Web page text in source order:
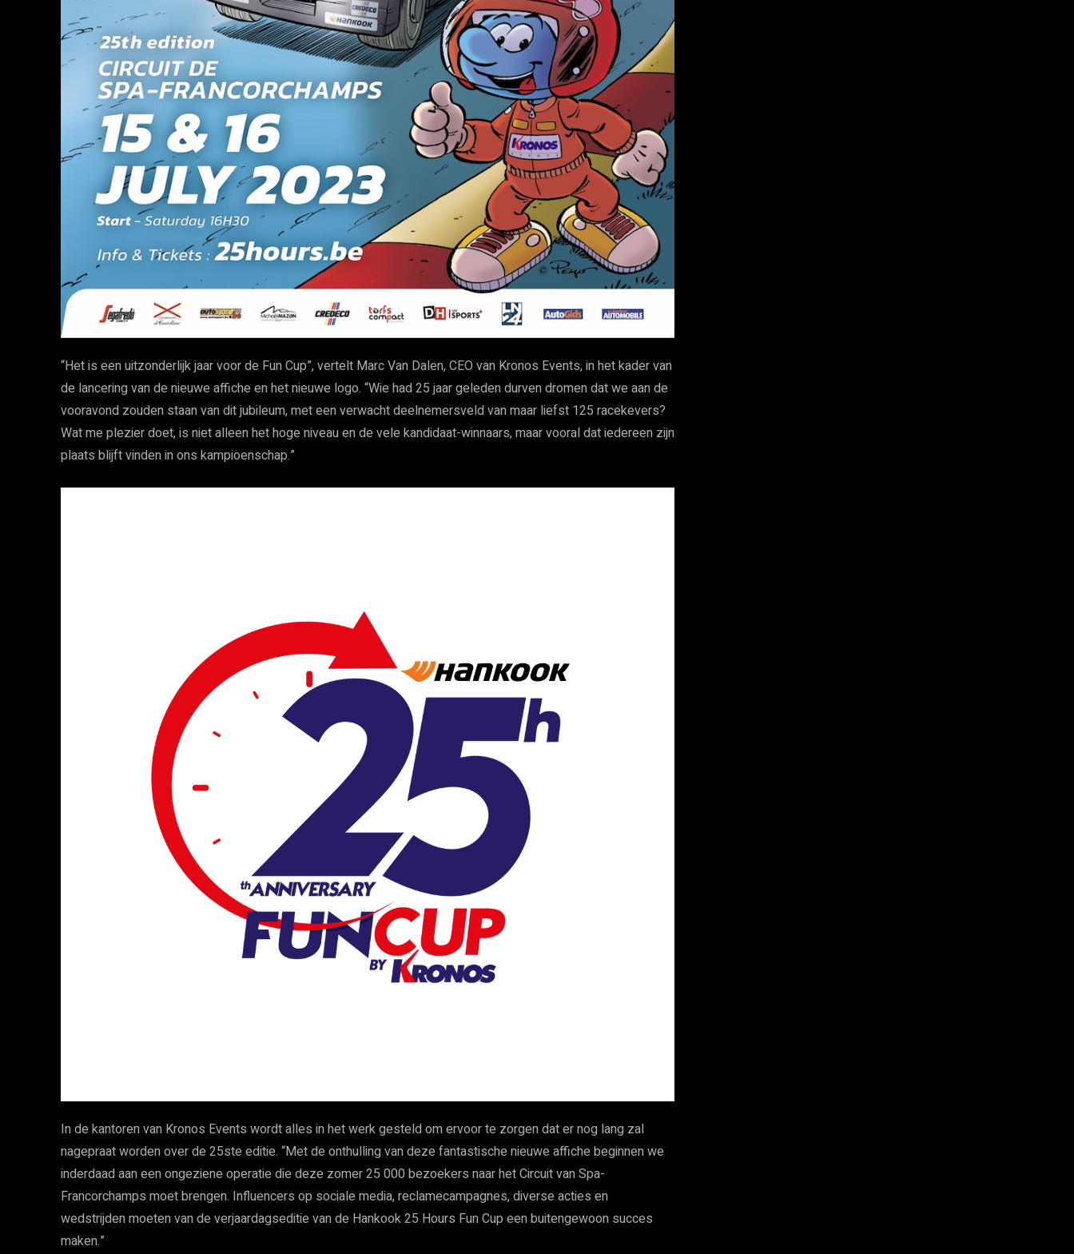
“Het is een uitzonderlijk jaar voor de Fun Cup”, vertelt Marc Van Dalen, CEO van Kronos Events, in het kader van
de lancering van de nieuwe affiche en het nieuwe logo. “Wie had 25 jaar geleden durven dromen dat we aan de
vooravond zouden staan van dit jubileum, met een verwacht deelnemersveld van maar liefst 125 racekevers?
Wat me plezier doet, is niet alleen het hoge niveau en de vele kandidaat-winnaars, maar vooral dat iedereen zijn
plaats blijft vinden in ons kampioenschap.”
In de kantoren van Kronos Events wordt alles in het werk gesteld om ervoor te zorgen dat er nog lang zal
nagepraat worden over de 25ste editie. “Met de onthulling van deze fantastische nieuwe affiche beginnen we
inderdaad aan een ongeziene operatie die deze zomer 25 000 bezoekers naar het Circuit van Spa-
Francorchamps moet brengen. Influencers op sociale media, reclamecampagnes, diverse acties en
wedstrijden moeten van de verjaardagseditie van de Hankook 25 Hours Fun Cup een buitengewoon succes
maken.”